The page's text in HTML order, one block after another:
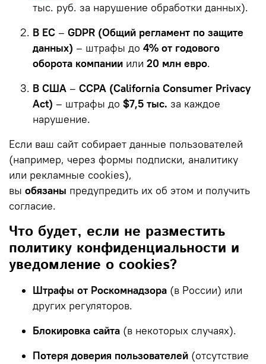
тыс. руб. за нарушение обработки данных).
В ЕС – GDPR (Общий регламент по защите
данных) – штрафы до 4% от годового
оборота компании или 20 млн евро.
В США – CCPA (California Consumer Privacy
Act) – штрафы до $7,5 тыс. за каждое
нарушение.
Если ваш сайт собирает данные пользователей
(например, через формы подписки, аналитику
или рекламные cookies),
вы обязаны предупредить их об этом и получить
согласие.
Что будет, если не разместить
политику конфиденциальности и
уведомление о cookies?
Штрафы от Роскомнадзора (в России) или
других регуляторов.
Блокировка сайта (в некоторых случаях).
Потеря доверия пользователей (отсутствие